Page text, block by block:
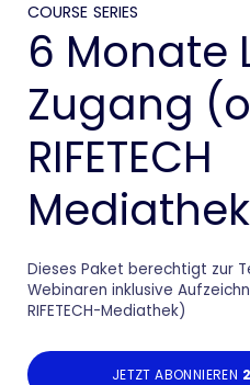
COURSE SERIES
6 Monate
Zugang
RIFETECH
Dieses Paket berechtigt zur
Webinaren inklusive
RIFETECH-Mediathek)
JETZT ABONNIEREN